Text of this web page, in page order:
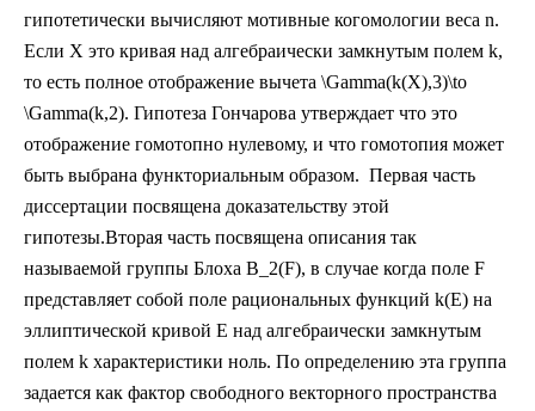
гипотетически вычисляют мотивные когомологии веса n.
Если X это кривая над алгебраически замкнутым полем k,
то есть полное отображение вычета \Gamma(k(X),3)\to
\Gamma(k,2). Гипотеза Гончарова утверждает что это
отображение гомотопно нулевому, и что гомотопия может
быть выбрана функториальным образом. Первая часть
диссертации посвящена доказательству этой
гипотезы.Вторая часть посвящена описания так
называемой группы Блоха B_2(F), в случае когда поле F
представляет собой поле рациональных функций k(E) на
эллиптической кривой E над алгебраически замкнутым
полем k характеристики ноль. По определению эта группа
задается как фактор свободного векторного пространства